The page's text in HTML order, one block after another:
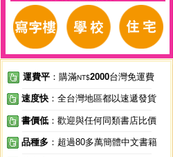
運費平 ：購滿NT$2000台灣免運費
速度快 ：全台灣地區都以速遞發貨
書價低 ：歡迎與任何同類書店比價
品種多 ：超過80多萬簡體中文書籍